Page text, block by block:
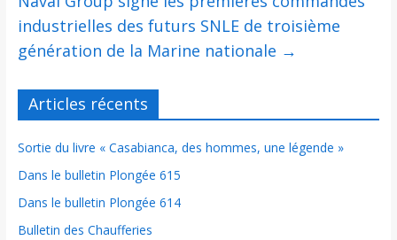
industrielles des futurs SNLE de troisième
génération de la Marine nationale →
Articles récents
Sortie du livre « Casabianca, des hommes, une légende »
Dans le bulletin Plongée 615
Dans le bulletin Plongée 614
Bulletin des Chaufferies